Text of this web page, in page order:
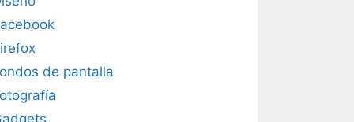
de pantalla